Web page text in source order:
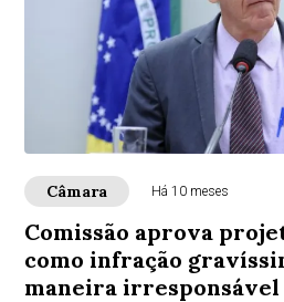
Câmara Há 10 meses
Comissão aprova
como infração
maneira irresponsável